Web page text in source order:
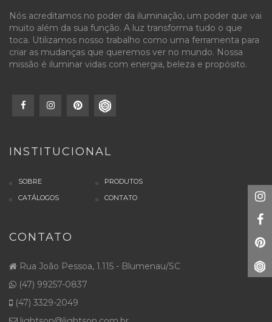
Nós acreditamos no poder da iluminação, um poder que vai
muito além da sua função. A luz transforma tudo o que
toca. Utilizamos nosso trabalho como uma ferramenta para
criar as mudanças que queremos ver no mundo. Nossa
missão é iluminar vidas com energia, beleza e propósito.
INSTITUCIONAL
SOBRE
PRODUTOS
CATÁLOGOS
CONTATO
CONTATO
Rua João Pessoa, 1.115 - Blumenau/SC
(47) 99257-0837
(47) 3329-2049